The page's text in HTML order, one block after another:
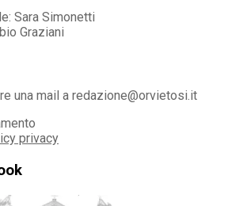
Sara Simonetti
Graziani
una mail a redazione@orvietosi.it
privacy